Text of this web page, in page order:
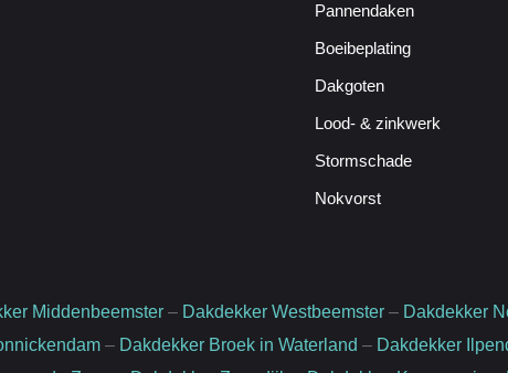
Pannendaken
Boeibeplating
Dakgoten
Lood- & zinkwerk
Stormschade
Nokvorst
Middenbeemster – Dakdekker Westbeemster – Dakdekker
– Dakdekker Broek in Waterland – Dakdekker